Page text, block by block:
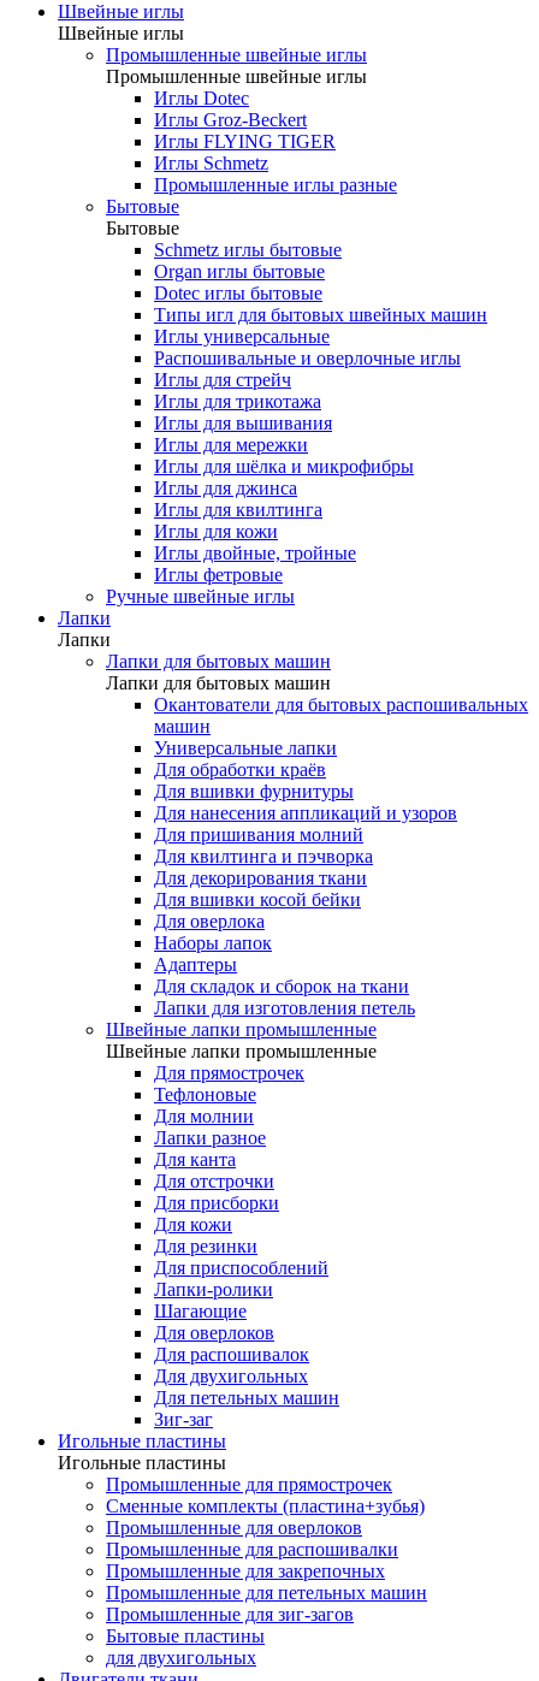
Швейные иглы
Швейные иглы
Промышленные швейные иглы
Промышленные швейные иглы
Иглы Dotec
Иглы Groz-Beckert
Иглы FLYING TIGER
Иглы Schmetz
Промышленные иглы разные
Бытовые
Бытовые
Schmetz иглы бытовые
Organ иглы бытовые
Dotec иглы бытовые
Типы игл для бытовых швейных машин
Иглы универсальные
Распошивальные и оверлочные иглы
Иглы для стрейч
Иглы для трикотажа
Иглы для вышивания
Иглы для мережки
Иглы для шёлка и микрофибры
Иглы для джинса
Иглы для квилтинга
Иглы для кожи
Иглы двойные, тройные
Иглы фетровые
Ручные швейные иглы
Лапки
Лапки
Лапки для бытовых машин
Лапки для бытовых машин
Окантователи для бытовых распошивальных
машин
Универсальные лапки
Для обработки краёв
Для вшивки фурнитуры
Для нанесения аппликаций и узоров
Для пришивания молний
Для квилтинга и пэчворка
Для декорирования ткани
Для вшивки косой бейки
Для оверлока
Наборы лапок
Адаптеры
Для складок и сборок на ткани
Лапки для изготовления петель
Швейные лапки промышленные
Швейные лапки промышленные
Для прямострочек
Тефлоновые
Для молнии
Лапки разное
Для канта
Для отстрочки
Для присборки
Для кожи
Для резинки
Для приспособлений
Лапки-ролики
Шагающие
Для оверлоков
Для распошивалок
Для двухигольных
Для петельных машин
Зиг-заг
Игольные пластины
Игольные пластины
Промышленные для прямострочек
Сменные комплекты (пластина+зубья)
Промышленные для оверлоков
Промышленные для распошивалки
Промышленные для закрепочных
Промышленные для петельных машин
Промышленные для зиг-загов
Бытовые пластины
для двухигольных